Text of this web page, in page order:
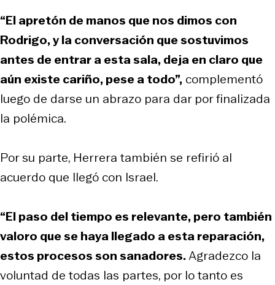
“El apretón de manos que nos dimos con
Rodrigo, y la conversación que sostuvimos
antes de entrar a esta sala, deja en claro que
aún existe cariño, pese a todo”, complementó
luego de darse un abrazo para dar por finalizada
la polémica.
Por su parte, Herrera también se refirió al
acuerdo que llegó con Israel.
“El paso del tiempo es relevante, pero también
valoro que se haya llegado a esta reparación,
estos procesos son sanadores.Agradezco la
voluntad de todas las partes, por lo tanto es